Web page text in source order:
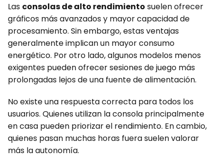
Las consolas de alto rendimiento suelen ofrecer
gráficos más avanzados y mayor capacidad de
procesamiento. Sin embargo, estas ventajas
generalmente implican un mayor consumo
energético. Por otro lado, algunos modelos menos
exigentes pueden ofrecer sesiones de juego más
prolongadas lejos de una fuente de alimentación.
No existe una respuesta correcta para todos los
usuarios. Quienes utilizan la consola principalmente
en casa pueden priorizar el rendimiento. En cambio,
quienes pasan muchas horas fuera suelen valorar
más la autonomía.